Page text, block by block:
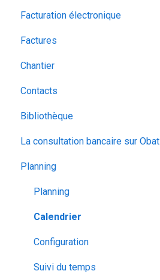
La gestion des déchets
Les options du devis
Organiser votre devis
Ajouter des éléments chiffrés
Le bordereau de chantier
La signature électronique
Facturation électronique
Factures
Chantier
Contacts
Bibliothèque
La consultation bancaire sur Obat
Planning
Planning
Calendrier
Configuration
Suivi du temps